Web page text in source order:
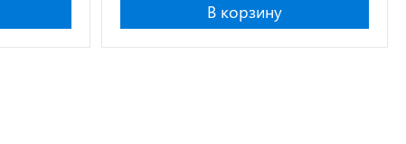
В корзину